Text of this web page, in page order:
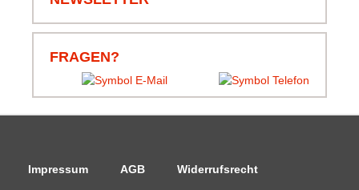
Klammern und Korb.
FRAGEN?
Impressum AGB Widerrufsrecht